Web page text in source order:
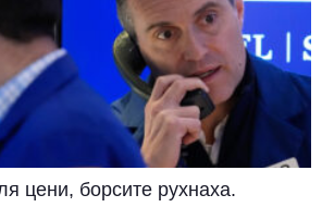
цени, борсите рухнаха.